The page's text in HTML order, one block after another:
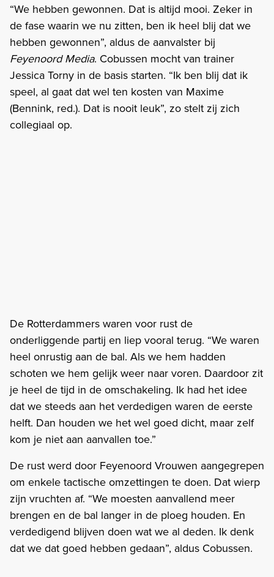
“We hebben gewonnen. Dat is altijd mooi. Zeker in
de fase waarin we nu zitten, ben ik heel blij dat we
hebben gewonnen”, aldus de aanvalster bij
Feyenoord Media. Cobussen mocht van trainer
Jessica Torny in de basis starten. “Ik ben blij dat ik
speel, al gaat dat wel ten kosten van Maxime
(Bennink, red.). Dat is nooit leuk”, zo stelt zij zich
collegiaal op.
De Rotterdammers waren voor rust de
onderliggende partij en liep vooral terug. “We waren
heel onrustig aan de bal. Als we hem hadden
schoten we hem gelijk weer naar voren. Daardoor zit
je heel de tijd in de omschakeling. Ik had het idee
dat we steeds aan het verdedigen waren de eerste
helft. Dan houden we het wel goed dicht, maar zelf
kom je niet aan aanvallen toe.”
De rust werd door Feyenoord Vrouwen aangegrepen
om enkele tactische omzettingen te doen. Dat wierp
zijn vruchten af. “We moesten aanvallend meer
brengen en de bal langer in de ploeg houden. En
verdedigend blijven doen wat we al deden. Ik denk
dat we dat goed hebben gedaan”, aldus Cobussen.